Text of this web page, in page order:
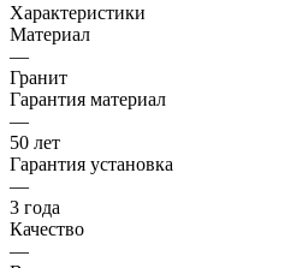
Характеристики
Материал
—
Гранит
Гарантия материал
—
50 лет
Гарантия установка
—
3 года
Качество
—